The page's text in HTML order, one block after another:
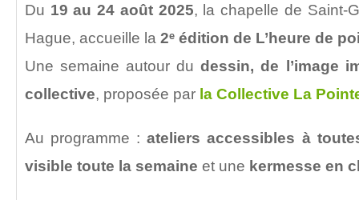
Du 19 au 24 août 2025, la chapelle de Saint-
Hague, accueille la 2ᵉ édition de L’heure de
Une semaine autour dudessin, de l’image
collective, proposée par la Collective La
Au programme :ateliers accessibles à
visible toute la semaine et une kermesse en